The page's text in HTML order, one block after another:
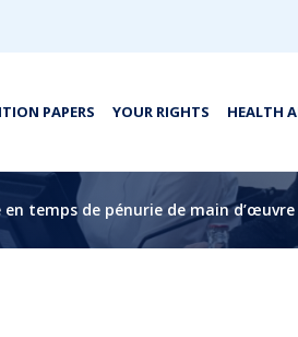
PAPERS YOUR RIGHTS HEALTH
temps de pénurie de main